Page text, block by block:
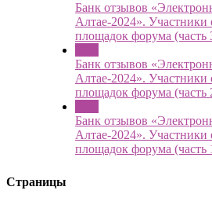
Банк отзывов
Алтае-2024». Участники
площадок форума (часть
Банк отзывов
Алтае-2024». Участники
площадок форума (часть
Банк отзывов
Алтае-2024». Участники
площадок форума (часть
Страницы